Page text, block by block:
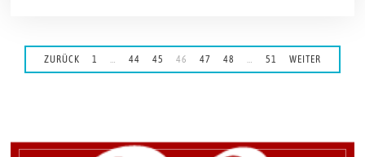
ZURÜCK 1 … 44 45 46 47 48 … 51 WEITER